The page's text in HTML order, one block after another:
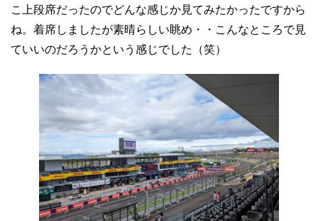
こ上段席だったのでどんな感じか見てみたかったですから
ね。着席しましたが素晴らしい眺め・・こんなところで見
ていいのだろうかという感じでした（笑）